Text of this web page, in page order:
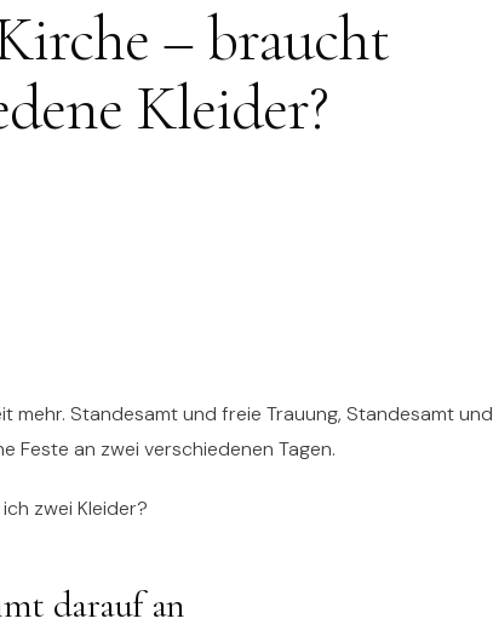
– braucht
Kleider?
mehr. Standesamt und freie Trauung, Standesamt und
Feste an zwei verschiedenen Tagen.
zwei Kleider?
darauf an